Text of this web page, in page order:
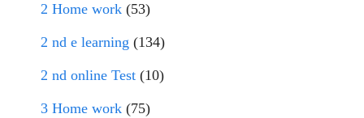
2 Home work (53)
2 nd e learning (134)
2 nd online Test (10)
3 Home work (75)